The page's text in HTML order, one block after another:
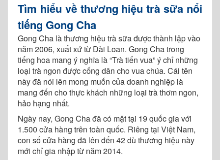
Tìm hiểu về thương hiệu trà sữa nổi
tiếng Gong Cha
Gong Cha là thương hiệu trà sữa được thành lập vào
năm 2006, xuất xứ từ Đài Loan. Gong Cha trong
tiếng hoa mang ý nghĩa là “Trà tiến vua” ý chỉ những
loại trà ngon được cống dân cho vua chúa. Cái tên
này đã nói lên mong muốn của doanh nghiệp là
mang đến cho thực khách những loại trà thơm ngon,
hảo hạng nhất.
Ngày nay, Gong Cha đã có mặt tại 19 quốc gia với
1.500 cửa hàng trên toàn quốc. Riêng tại Việt Nam,
con số cửa hàng đã lên đến 42 dù thương hiệu này
mới chỉ gia nhập từ năm 2014.